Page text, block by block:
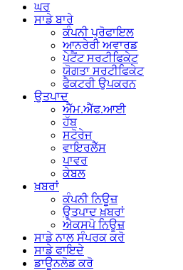
ਘਰ
ਸਾਡੇ ਬਾਰੇ
ਕੰਪਨੀ ਪ੍ਰੋਫਾਇਲ
ਆਨਰੇਰੀ ਅਵਾਰਡ
ਪੇਟੈਂਟ ਸਰਟੀਫਿਕੇਟ
ਯੋਗਤਾ ਸਰਟੀਫਿਕੇਟ
ਫੈਕਟਰੀ ਉਪਕਰਨ
ਉਤਪਾਦ
ਐੱਮ.ਐੱਫ.ਆਈ
ਹੱਬ
ਸਟੋਰੇਜ
ਵਾਇਰਲੈੱਸ
ਪਾਵਰ
ਕੇਬਲ
ਖ਼ਬਰਾਂ
ਕੰਪਨੀ ਨਿਊਜ਼
ਉਤਪਾਦ ਖ਼ਬਰਾਂ
ਐਕਸਪੋ ਨਿਊਜ਼
ਸਾਡੇ ਨਾਲ ਸੰਪਰਕ ਕਰੋ
ਸਾਡੇ ਫਾਇਦੇ
ਡਾਊਨਲੋਡ ਕਰੋ